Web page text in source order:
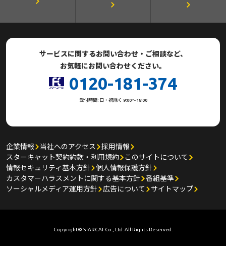
サービスに関するお問い合わせ・ご相談など、
お気軽にお問い合わせください。
0120-181-374
受付時間: 日・祝除く 9:00～18:00
企業情報 当社へのアクセス
採用情報
スターキャット契約約款・利用規約
このサイトについて
情報セキュリティ基本方針
個人情報保護方針
カスタマーハラスメントに関する基本方針
番組基準
ソーシャルメディア運用方針
広告について サイトマップ
Copyright© STARCAT Co., Ltd. All Rights Reserved.